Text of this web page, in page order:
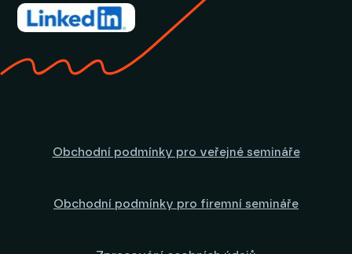
Obchodní podmínky pro veřejné semináře
Obchodní podmínky pro firemní semináře